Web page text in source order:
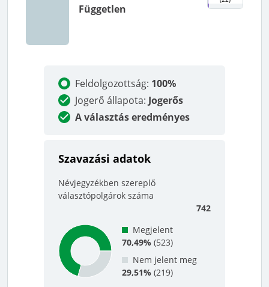
Független
Feldolgozottság: 100%
Jogerő állapota: Jogerős
A választás eredményes
Szavazási adatok
Névjegyzékben szereplő
választópolgárok száma
742
Megjelent
70,49% (523)
Nem jelent meg
29,51% (219)